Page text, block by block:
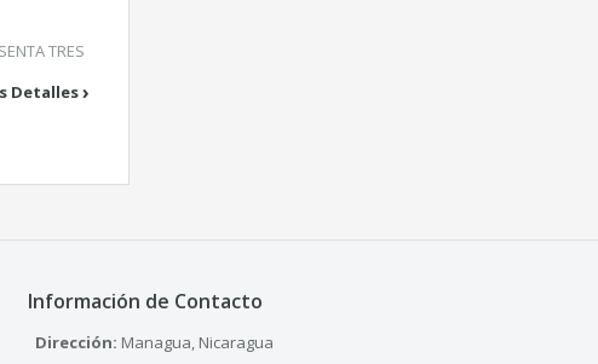
TRES
Detalles
Información de Contacto
Dirección: Managua, Nicaragua